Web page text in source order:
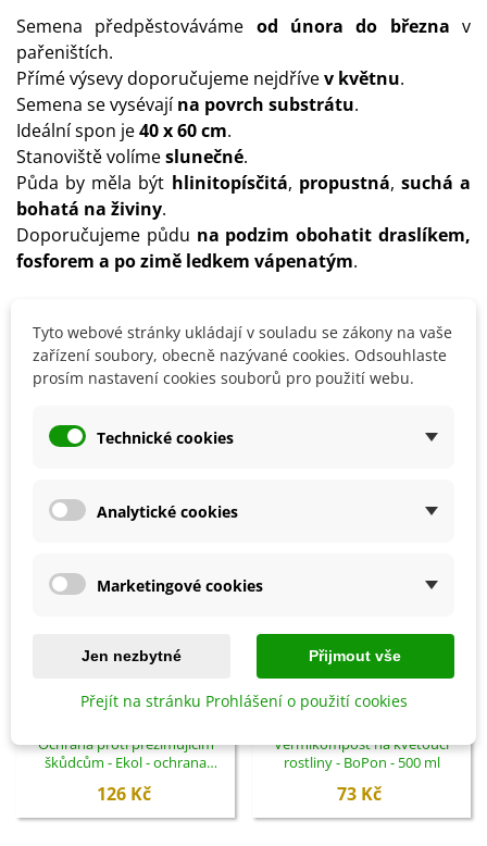
Semena předpěstováváme od února do března v
pařeništích.
Přímé výsevy doporučujeme nejdřívev květnu.
Semena se vysévajína povrch substrátu.
Ideální spon je40 x 60 cm.
Stanoviště volímeslunečné.
Půda by měla být hlinitopísčitá, propustná, suchá a
bohatá na živiny.
Doporučujeme půdu na podzim obohatit draslíkem,
fosforem a po zimě ledkem vápenatým.
Detaily produktu
Přidat do košíku
Ochrana proti přezimujícím
škůdcům - Ekol - ochrana
126 Kč
Přidat do košíku
Vermikompost na kvetoucí
rostliny - BoPon - 500 ml
73 Kč
Tyto webové stránky ukládají v souladu se zákony na vaše
zařízení soubory, obecně nazývané cookies. Odsouhlaste
prosím nastavení cookies souborů pro použití webu.
Technické cookies
Analytické cookies
Marketingové cookies
Jen nezbytné Přijmout vše
Přejít na stránku Prohlášení o použití cookies